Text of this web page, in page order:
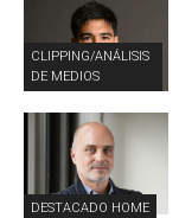
CLIPPING/ANÁLISIS
DE MEDIOS
DESTACADO HOME